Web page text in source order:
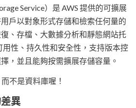
Service）是 AWS 提供的可擴展
戶以對象形式存儲和檢索任何量的
、存檔、大數據分析和靜態網站托
用性、持久性和安全性，支持版本控
，並且能夠按需擴展存儲容量。
不是資料庫喔！
異